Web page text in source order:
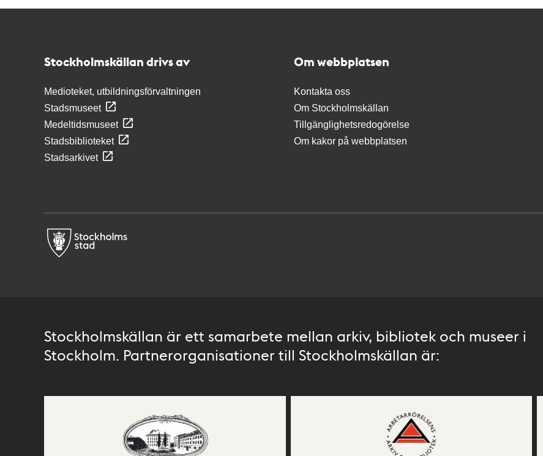
Stockholmskällan drivs av
Medioteket, utbildningsförvaltningen
Stadsmuseet
Medeltidsmuseet
Stadsbiblioteket
Stadsarkivet
Om webbplatsen
Kontakta oss
Om Stockholmskällan
Tillgänglighetsredogörelse
Om kakor på webbplatsen
Stockholmskällan är ett samarbete mellan arkiv, bibliotek och museer i
Stockholm. Partnerorganisationer till Stockholmskällan är: